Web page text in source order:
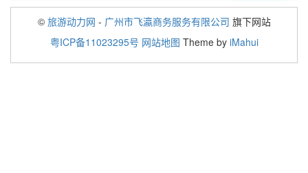
© 旅游动力网 - 广州市飞瀛商务服务有限公司 旗下网站
粤ICP备11023295号 网站地图 Theme by iMahui